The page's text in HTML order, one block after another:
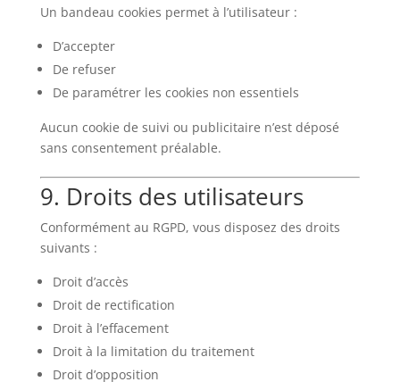
Un bandeau cookies permet à l’utilisateur :
D’accepter
De refuser
De paramétrer les cookies non essentiels
Aucun cookie de suivi ou publicitaire n’est déposé
sans consentement préalable.
9. Droits des utilisateurs
Conformément au RGPD, vous disposez des droits
suivants :
Droit d’accès
Droit de rectification
Droit à l’effacement
Droit à la limitation du traitement
Droit d’opposition